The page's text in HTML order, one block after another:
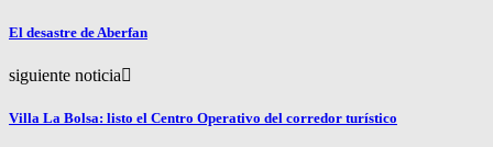
El desastre de Aberfan
siguiente noticia
Villa La Bolsa: listo el Centro Operativo del corredor turístico